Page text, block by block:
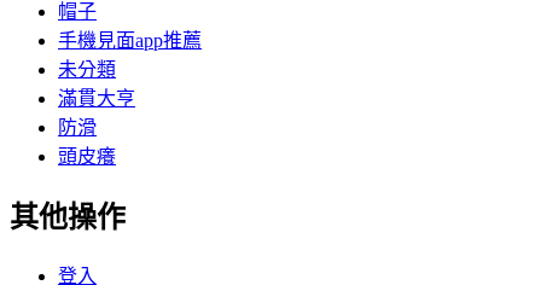
帽子
手機見面app推薦
未分類
滿貫大亨
防滑
頭皮癢
其他操作
登入